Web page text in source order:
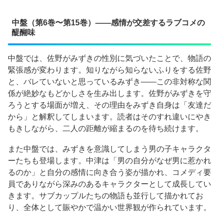
中盤（第6巻〜第15巻）——感情が交差するラブコメの
醍醐味
中盤では、佐野がみずきの性別に気づいたことで、物語の
緊張感が変わります。知りながら知らないふりをする佐野
と、バレていないと思っているみずき——この非対称な関
係が絶妙なもどかしさを生み出します。佐野がみずきを守
ろうとする場面が増え、その理由をみずき自身は「友達だ
から」と解釈してしまいます。読者はそのすれ違いにやき
もきしながら、二人の距離が縮まるのを待ち続けます。
また中盤では、みずきを意識してしまう男の子キャラクタ
ーたちも登場します。中津は「男の自分がなぜ男に惹かれ
るのか」と自分の感情に向き合う姿が描かれ、コメディ要
員でありながら深みのあるキャラクターとして成長してい
きます。サブカップルたちの物語も並行して描かれてお
り、全体として賑やかで温かい世界観が作られています。